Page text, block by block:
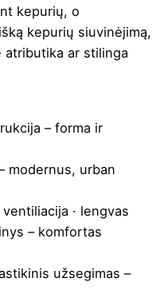
kepurių, o
kepurių siuvinėjimą,
ar stilinga
– forma ir
modernus, urban
· lengvas
– komfortas
užsegimas –